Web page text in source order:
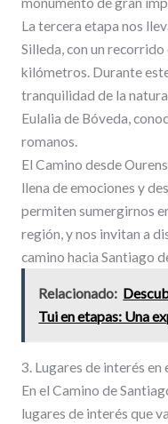
La tercera etapa nos
Silleda, con un
kilómetros. Durante
tranquilidad de la
Eulalia de Bóveda,
romanos.
El Camino desde
llena de emociones y
permiten sumergirnos
región, y nos invitan a
camino hacia Santiago
Relacionado:
Tui en etapas: Una
3. Lugares de interés en
En el Camino de
lugares de interés que